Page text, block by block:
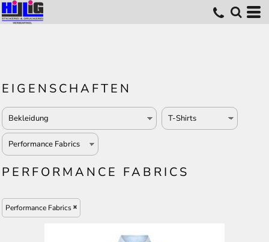
EIGENSCHAFTEN
PERFORMANCE FABRICS
Performance Fabrics